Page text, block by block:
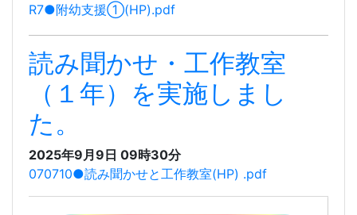
活動を行いました。
みんなどろんこになりながら、園児たちと思いっき
り遊びました。
R7●附幼支援①(HP).pdf
読み聞かせ・工作教室
（１年）を実施しまし
た。